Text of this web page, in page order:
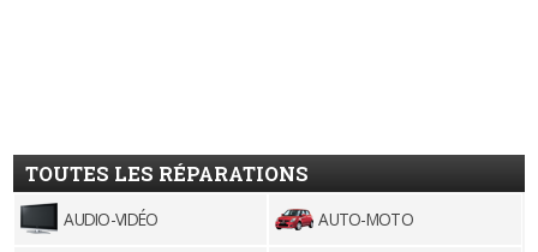
TOUTES LES RÉPARATIONS
AUDIO-VIDÉO AUTO-MOTO